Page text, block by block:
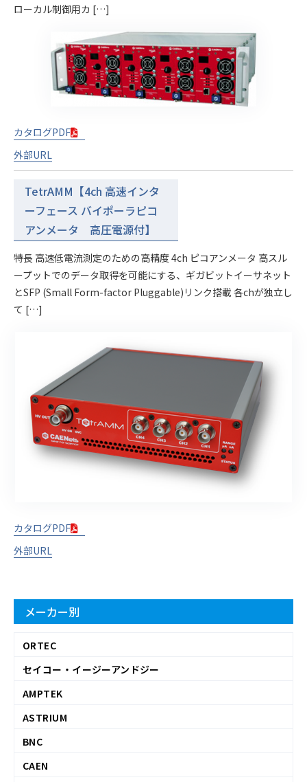
ローカル制御用カ […]
カタログPDF
外部URL
TetrAMM【4ch 高速インタ
ーフェース バイポーラピコ
アンメータ 高圧電源付】
特長 高速低電流測定のための高精度 4ch ピコアンメータ 高スル
ープットでのデータ取得を可能にする、ギガビットイーサネット
とSFP (Small Form-factor Pluggable)リンク搭載 各chが独立し
て […]
カタログPDF
外部URL
メーカー別
ORTEC
セイコー・イージーアンドジー
AMPTEK
ASTRIUM
BNC
CAEN